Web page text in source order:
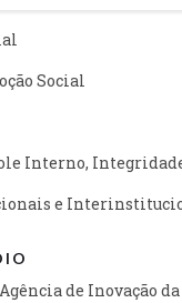
Social
Interno,
e
de Inovação